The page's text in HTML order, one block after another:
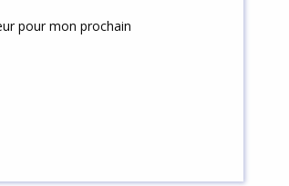
pour mon prochain